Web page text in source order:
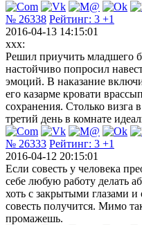
№ 26338 Рейтинг: 3 +1
2016-04-13 14:15:01
xxx:
Решил приучить младшего
настойчиво попросил
эмоций. В наказание
его казарме кровати
сохранения. Столько визга
третий день в комнате
№ 26333 Рейтинг: 3 +1
2016-04-12 20:15:01
Если совесть у человека
себе любую работу делать
хоть с закрытыми глазами
совесть получится. Мимо
промажешь.